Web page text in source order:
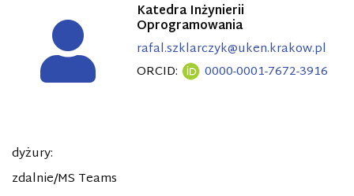
Katedra Inżynierii
Oprogramowania
rafal.szklarczyk@uken.krakow.pl
ORCID:
0000-0001-7672-3916
dyżury:
zdalnie/MS Teams